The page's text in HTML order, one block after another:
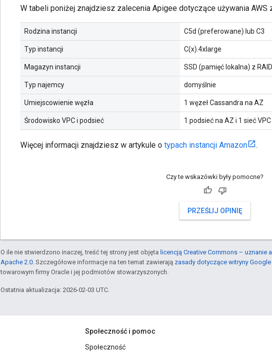
W tabeli poniżej znajdziesz zalecenia Apigee dotyczące używania AWS
Rodzina instancji C5d (preferowane) lub C3
Typ instancji C(x).4xlarge
Magazyn instancji SSD (pamięć lokalna) z
Typ najemcy domyślnie
Umiejscowienie węzła 1 węzeł Cassandra na AZ
Środowisko VPC i podsieć 1 podsieć na AZ i 1 sieć
Więcej informacji znajdziesz w artykule o typach instancji Amazon .
Czy te wskazówki były pomocne?
PRZEŚLIJ OPINIĘ
O ile nie stwierdzono inaczej, treść tej strony jest objęta licencją Creative Commons – uznanie
Apache 2.0. Szczegółowe informacje na ten temat zawierają zasady dotyczące witryny
towarowym firmy Oracle i jej podmiotów stowarzyszonych.
Ostatnia aktualizacja: 2026-02-03 UTC.
Społeczność i pomoc
Społeczność